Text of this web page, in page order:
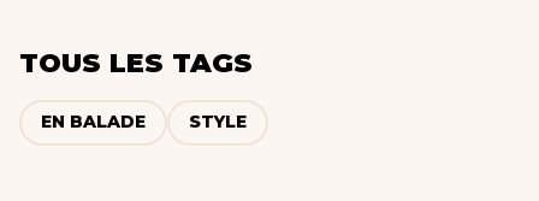
TOUS LES TAGS
EN BALADE STYLE